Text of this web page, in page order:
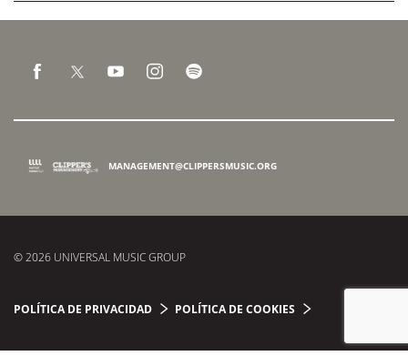
MANAGEMENT@CLIPPERSMUSIC.ORG
© 2026 UNIVERSAL MUSIC GROUP
POLÍTICA DE PRIVACIDAD POLÍTICA DE COOKIES